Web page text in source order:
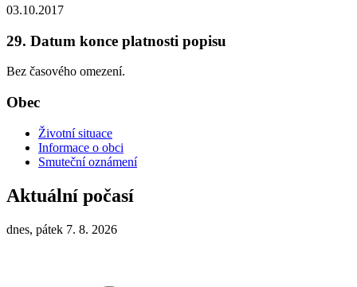
03.10.2017
29. Datum konce platnosti popisu
Bez časového omezení.
Obec
Životní situace
Informace o obci
Smuteční oznámení
Aktuální počasí
dnes, pátek 7. 8. 2026